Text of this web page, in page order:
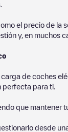
el precio de
y, en muchos
carga de coches
perfecta para ti.
que mantener
desde